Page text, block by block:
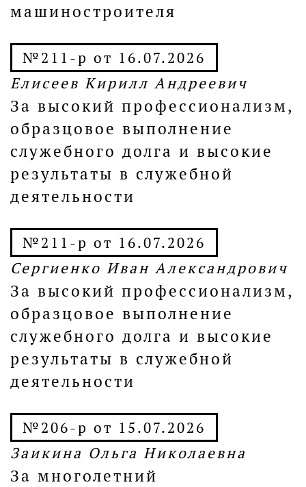
машиностроителя
№211-р от 16.07.2026
Елисеев Кирилл Андреевич
За высокий профессионализм,
образцовое выполнение
служебного долга и высокие
результаты в служебной
деятельности
№211-р от 16.07.2026
Сергиенко Иван Александрович
За высокий профессионализм,
образцовое выполнение
служебного долга и высокие
результаты в служебной
деятельности
№206-р от 15.07.2026
Заикина Ольга Николаевна
За многолетний